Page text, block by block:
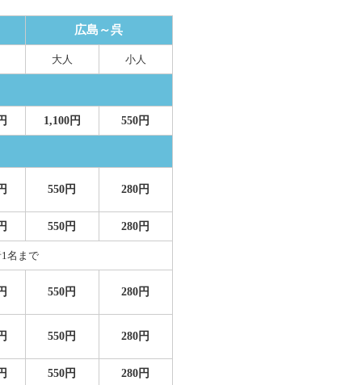
広島～呉
大人 小人
1,100円 550円
550円 280円
550円 280円
名まで
550円 280円
550円 280円
550円 280円